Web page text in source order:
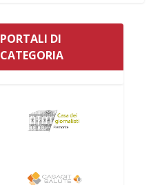
PORTALI DI
CATEGORIA